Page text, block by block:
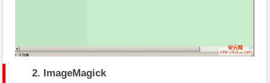
2. ImageMagick